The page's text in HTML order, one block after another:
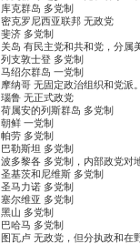
库克群岛 多党制
密克罗尼西亚联邦 无政党
斐济 多党制
关岛 有民主党和共和党，分属
列支敦士登 多党制
马绍尔群岛 一党制
摩纳哥 无固定政治组织和党派
瑙鲁 无正式政党
荷属安的列斯群岛 多党制
朝鲜 一党制
帕劳 多党制
巴勒斯坦 多党制
波多黎各 多党制，内部政党对
圣基茨和尼维斯 多党制
圣马力诺 多党制
塞尔维亚 多党制
黑山 多党制
巴哈马 多党制
图瓦卢 无政党，但分执政和在